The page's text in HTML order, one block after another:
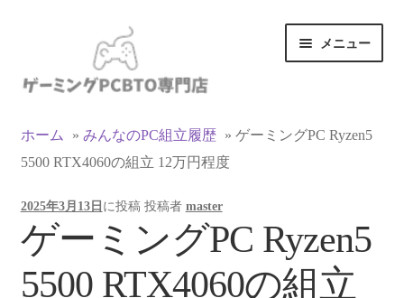
ゲ
ョ
ン
ス
キ
ッ
プ
テ
へ
ス
ッ
プ
メニュー
マイアカウント
支払い
お買い物カゴ
ホーム » みんなのPC組立履歴 » ゲーミングPC Ryzen5
5500 RTX4060の組立 12万円程度
2025年3月13日 に投稿 投稿者 master
ゲーミングPC Ryzen5
5500 RTX4060の組立